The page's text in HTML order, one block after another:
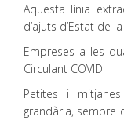
Aquesta línia
d’ajuts d’Estat de
Empreses a les
Circulant COVID
Petites i
grandària, sempre